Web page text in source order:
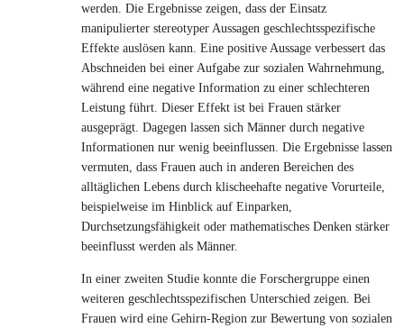
werden. Die Ergebnisse zeigen, dass der Einsatz
manipulierter stereotyper Aussagen geschlechtsspezifische
Effekte auslösen kann. Eine positive Aussage verbessert das
Abschneiden bei einer Aufgabe zur sozialen Wahrnehmung,
während eine negative Information zu einer schlechteren
Leistung führt. Dieser Effekt ist bei Frauen stärker
ausgeprägt. Dagegen lassen sich Männer durch negative
Informationen nur wenig beeinflussen. Die Ergebnisse lassen
vermuten, dass Frauen auch in anderen Bereichen des
alltäglichen Lebens durch klischeehafte negative Vorurteile,
beispielweise im Hinblick auf Einparken,
Durchsetzungsfähigkeit oder mathematisches Denken stärker
beeinflusst werden als Männer.
In einer zweiten Studie konnte die Forschergruppe einen
weiteren geschlechtsspezifischen Unterschied zeigen. Bei
Frauen wird eine Gehirn-Region zur Bewertung von sozialen